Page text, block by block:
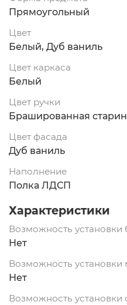
Прямоугольный
Цвет
Белый, Дуб ваниль
Цвет каркаса
Белый
Цвет ручки
Брашированная
Цвет фасада
Дуб ваниль
Наполнение
Полка ЛДСП
Характеристики
Возможность установки
Нет
Возможность установки
Нет
Возможность установки